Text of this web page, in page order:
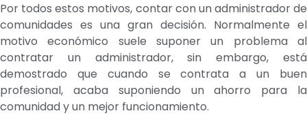
Por todos estos motivos, contar con un administrador de
comunidades es una gran decisión. Normalmente el
motivo económico suele suponer un problema al
contratar un administrador, sin embargo, está
demostrado que cuando se contrata a un buen
profesional, acaba suponiendo un ahorro para la
comunidad y un mejor funcionamiento.